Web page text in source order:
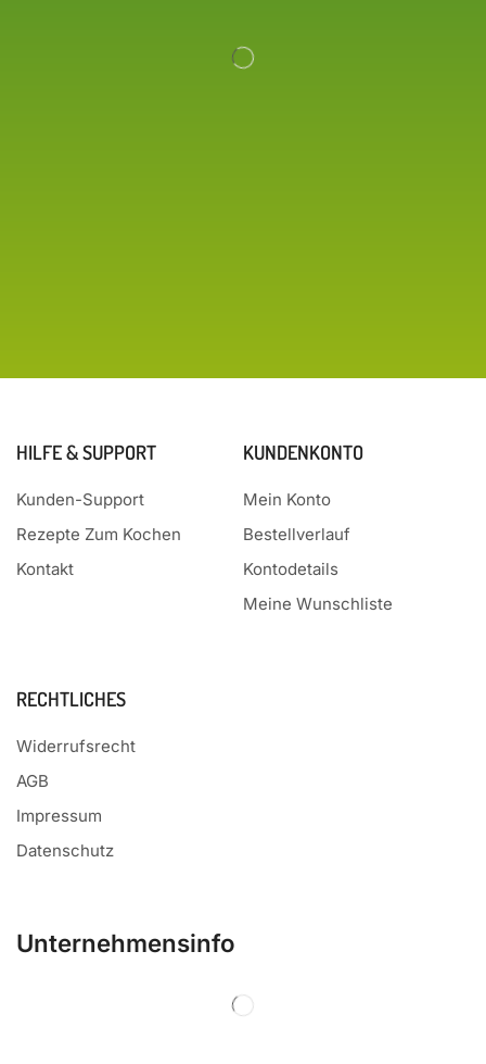
HILFE & SUPPORT
Kunden-Support
Rezepte Zum Kochen
Kontakt
KUNDENKONTO
Mein Konto
Bestellverlauf
Kontodetails
Meine Wunschliste
RECHTLICHES
Widerrufsrecht
AGB
Impressum
Datenschutz
Unternehmensinfo